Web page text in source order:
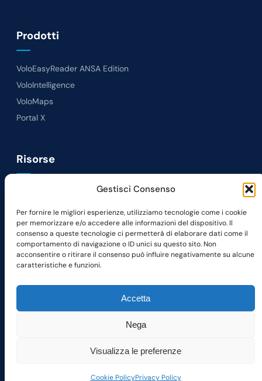
Gestisci Consenso
Per fornire le migliori esperienze, utilizziamo tecnologie come i cookie
per memorizzare e/o accedere alle informazioni del dispositivo. Il
consenso a queste tecnologie ci permetterà di elaborare dati come il
comportamento di navigazione o ID unici su questo sito. Non
acconsentire o ritirare il consenso può influire negativamente su alcune
caratteristiche e funzioni.
Accetta
Nega
Visualizza le preferenze
Cookie PolicyPrivacy Policy
Prodotti
VoloEasyReader ANSA Edition
VoloIntelligence
VoloMaps
Portal X
Risorse
Lavora con noi
Richiedi Demo
Contatti
LinkedIn
Facebook
Instagram
Termini e condizioni per l’uso del sito web|Privacy Policy